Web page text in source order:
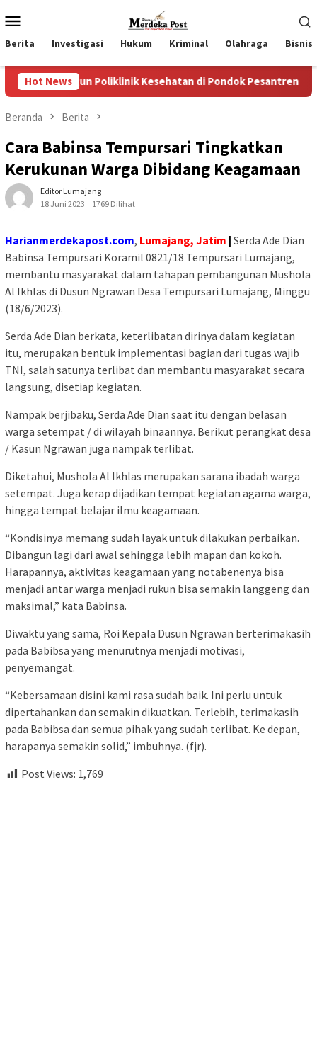
ke
kontenMobile
Berita Investigasi Hukum Kriminal Olahraga Bisnis
Hot News
Poliklinik Kesehatan di Pondok Pesantren Wakil
Beranda Berita
Cara Babinsa Tempursari Tingkatkan
Kerukunan Warga Dibidang Keagamaan
Editor Lumajang
18 Juni 2023
1769 Dilihat
Harianmerdekapost.com, Lumajang, Jatim | Serda Ade Dian
Babinsa Tempursari Koramil 0821/18 Tempursari Lumajang,
membantu masyarakat dalam tahapan pembangunan Mushola
Al Ikhlas di Dusun Ngrawan Desa Tempursari Lumajang, Minggu
(18/6/2023).
Serda Ade Dian berkata, keterlibatan dirinya dalam kegiatan
itu, merupakan bentuk implementasi bagian dari tugas wajib
TNI, salah satunya terlibat dan membantu masyarakat secara
langsung, disetiap kegiatan.
Nampak berjibaku, Serda Ade Dian saat itu dengan belasan
warga setempat / di wilayah binaannya. Berikut perangkat desa
/ Kasun Ngrawan juga nampak terlibat.
Diketahui, Mushola Al Ikhlas merupakan sarana ibadah warga
setempat. Juga kerap dijadikan tempat kegiatan agama warga,
hingga tempat belajar ilmu keagamaan.
“Kondisinya memang sudah layak untuk dilakukan perbaikan.
Dibangun lagi dari awal sehingga lebih mapan dan kokoh.
Harapannya, aktivitas keagamaan yang notabenenya bisa
menjadi antar warga menjadi rukun bisa semakin langgeng dan
maksimal,” kata Babinsa.
Diwaktu yang sama, Roi Kepala Dusun Ngrawan berterimakasih
pada Babibsa yang menurutnya menjadi motivasi,
penyemangat.
“Kebersamaan disini kami rasa sudah baik. Ini perlu untuk
dipertahankan dan semakin dikuatkan. Terlebih, terimakasih
pada Babibsa dan semua pihak yang sudah terlibat. Ke depan,
harapanya semakin solid,” imbuhnya. (fjr).
Post Views: 1,769